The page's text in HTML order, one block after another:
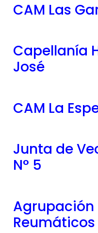
CAM Las
Capellanía
José
CAM La
Junta de
N° 5
Agrupación
Reumáticos